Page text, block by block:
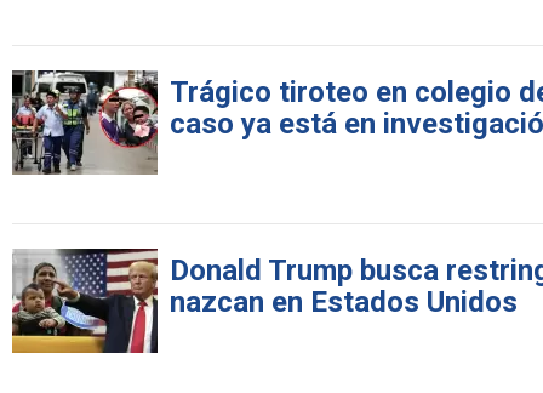
Trágico tiroteo en colegio
caso ya está en
Donald Trump busca
nazcan en Estados Unidos